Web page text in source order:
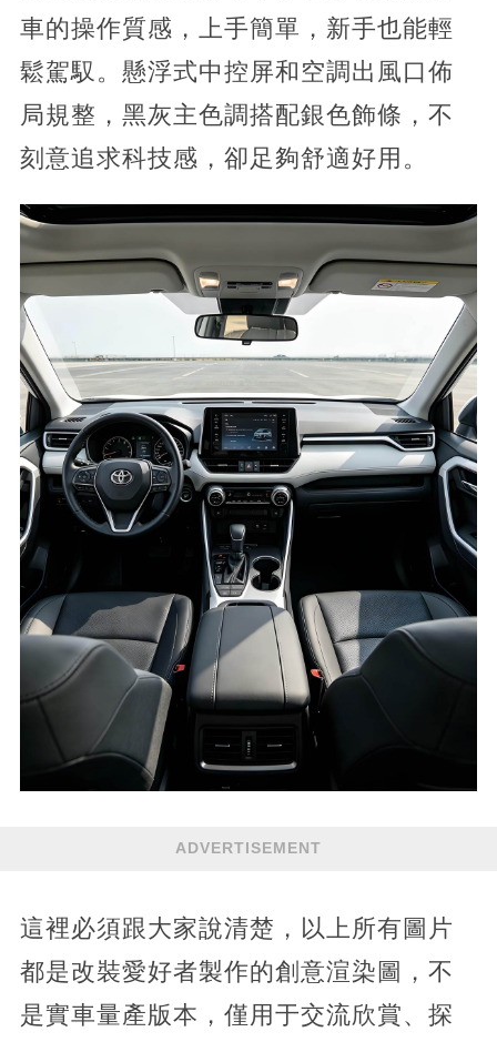
車的操作質感，上手簡單，新手也能輕
鬆駕馭。懸浮式中控屏和空調出風口佈
局規整，黑灰主色調搭配銀色飾條，不
刻意追求科技感，卻足夠舒適好⽤。
ADVERTISEMENT
這裡必須跟大家說清楚，以上所有圖片
都是改裝愛好者製作的創意渲染圖，不
是實車量產版本，僅用于交流欣賞、探